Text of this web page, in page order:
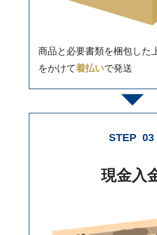
商品と必要書類を梱包した
をかけて着払いで発送
STEP 03
現金入